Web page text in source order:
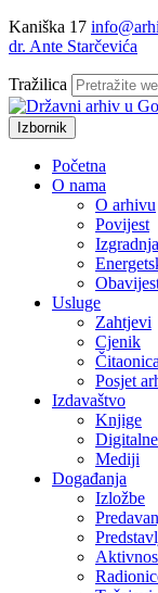
Kaniška 17
dr. Ante Starčevića
Tražilica
Izbornik
Početna
O nama
O arhivu
Povijest
Usluge
Zahtjevi
Cjenik
Čitaonica
Posjet
Izdavaštvo
Knjige
Mediji
Događanja
Izložbe